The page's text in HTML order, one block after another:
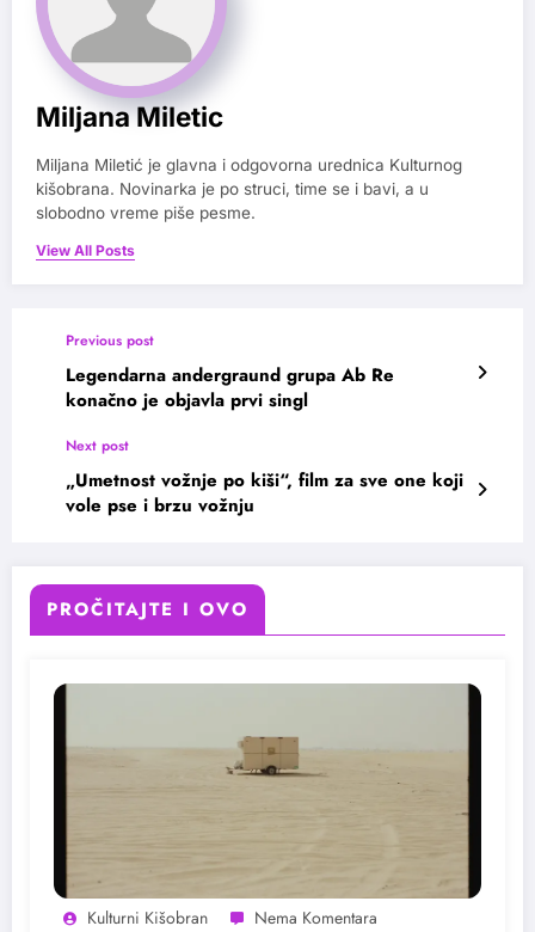
Miljana Miletic
Miljana Miletić je glavna i odgovorna urednica Kulturnog
kišobrana. Novinarka je po struci, time se i bavi, a u
slobodno vreme piše pesme.
View All Posts
Previous post
Legendarna andergraund grupa Ab Re
konačno je objavla prvi singl
Next post
„Umetnost vožnje po kiši“, film za sve one koji
vole pse i brzu vožnju
PROČITAJTE I OVO
Kulturni Kišobran